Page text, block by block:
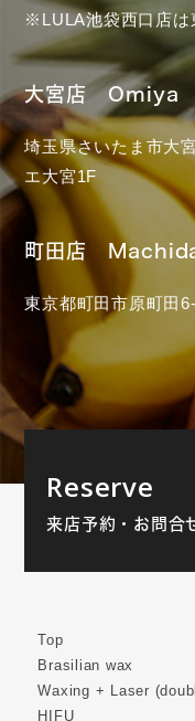
※LULA池袋西口店は
大宮店 Omiya
埼玉県さいたま市大
エ大宮1F
町田店
東京都町田市原町
Reserve
来店予約・お問合
Top
Brasilian wax
Waxing + Laser
HIFU